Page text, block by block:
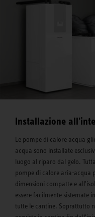
Installazione
Le pompe di calore acqua
acqua sono installate
luogo al riparo dal gelo.
pompe di calore aria-acqua
dimensioni compatte e
essere facilmente sistemate
tutte le cantine. Soprattutto